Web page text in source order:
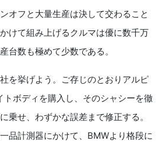
オフと大量生産は決して交わること
けて組み上げるクルマは優に数千万
台数も極めて少数である。
を挙げよう。ご存じのとおりアルピ
ボディを購入し、そのシャシーを徹
乗せ、わずかな誤差まで修正する。
品計測器にかけて、BMWより格段に